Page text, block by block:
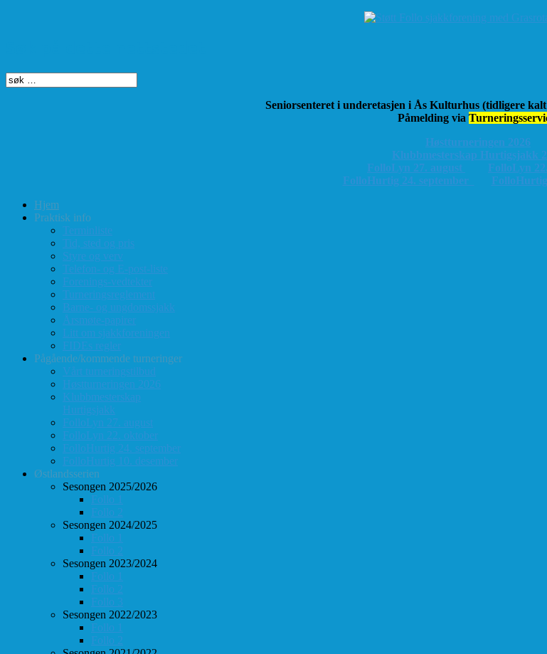
Seniorsenteret i underetasjen i Ås Kulturhus (tidligere
Påmelding via
Høstturneringen 2026
Klubbmesterskap Hurtigsjakk
FolloLyn 27. august
FolloLyn
FolloHurtig 24. september
Hjem
Praktisk info
Terminliste
Tid, sted og pris
Styre og verv
Telefon- og E-post-liste
Forenings-vedtekter
Turneringsreglement
Barne- og ungdomssjakk
Årsmøte-papirer
Litt om sjakkforeningen
FIDEs regler
Pågående/kommende turneringer
Vårt turneringstilbud
Høstturneringen 2026
Klubbmesterskap
Hurtigsjakk
FolloLyn 27. august
FolloLyn 22. oktober
FolloHurtig 24. september
FolloHurtig 10. desember
Østlandsserien
Sesongen 2025/2026
Follo 1
Follo 2
Sesongen 2024/2025
Follo 1
Follo 2
Sesongen 2023/2024
Follo 1
Follo 2
Follo 3
Sesongen 2022/2023
Follo 1
Follo 2